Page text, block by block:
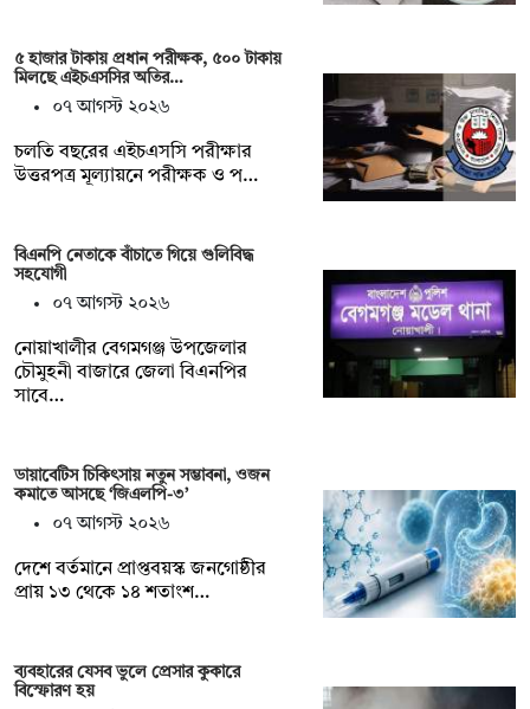
৫ হাজার টাকায় প্রধান পরীক্ষক, ৫০০ টাকায়
মিলছে এইচএসসির অতির…
০৭ আগস্ট ২০২৬
চলতি বছরের এইচএসসি পরীক্ষার
উত্তরপত্র মূল্যায়নে পরীক্ষক ও প…
বিএনপি নেতাকে বাঁচাতে গিয়ে গুলিবিদ্ধ
সহযোগী
০৭ আগস্ট ২০২৬
নোয়াখালীর বেগমগঞ্জ উপজেলার
চৌমুহনী বাজারে জেলা বিএনপির
সাবে…
ডায়াবেটিস চিকিৎসায় নতুন সম্ভাবনা, ওজন
কমাতে আসছে ‘জিএলপি-৩’
০৭ আগস্ট ২০২৬
দেশে বর্তমানে প্রাপ্তবয়স্ক জনগোষ্ঠীর
প্রায় ১৩ থেকে ১৪ শতাংশ…
ব্যবহারের যেসব ভুলে প্রেসার কুকারে
বিস্ফোরণ হয়